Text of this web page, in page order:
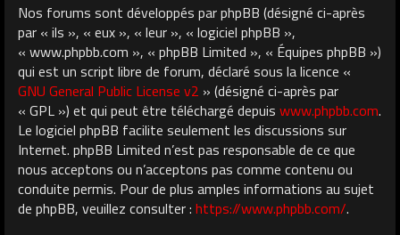
Nos forums sont développés par phpBB (désigné ci-après
par « ils », « eux », « leur », « logiciel phpBB »,
« www.phpbb.com », « phpBB Limited », « Équipes phpBB »)
qui est un script libre de forum, déclaré sous la licence «
GNU General Public License v2 » (désigné ci-après par
« GPL ») et qui peut être téléchargé depuis www.phpbb.com.
Le logiciel phpBB facilite seulement les discussions sur
Internet. phpBB Limited n’est pas responsable de ce que
nous acceptons ou n’acceptons pas comme contenu ou
conduite permis. Pour de plus amples informations au sujet
de phpBB, veuillez consulter : https://www.phpbb.com/.